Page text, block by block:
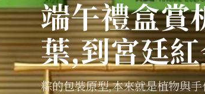
端午禮盒賞
葉,到宮廷
粽的包裝原型,本來就是植物與